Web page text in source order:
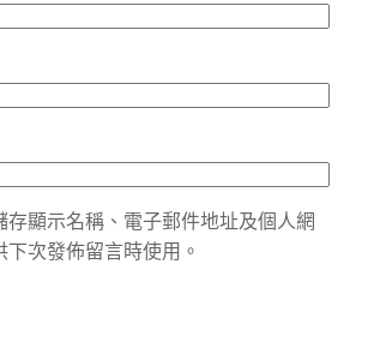
存顯示名稱、電子郵件地址及個人網
下次發佈留言時使用。